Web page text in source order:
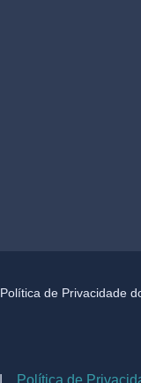
Política de Privacidade